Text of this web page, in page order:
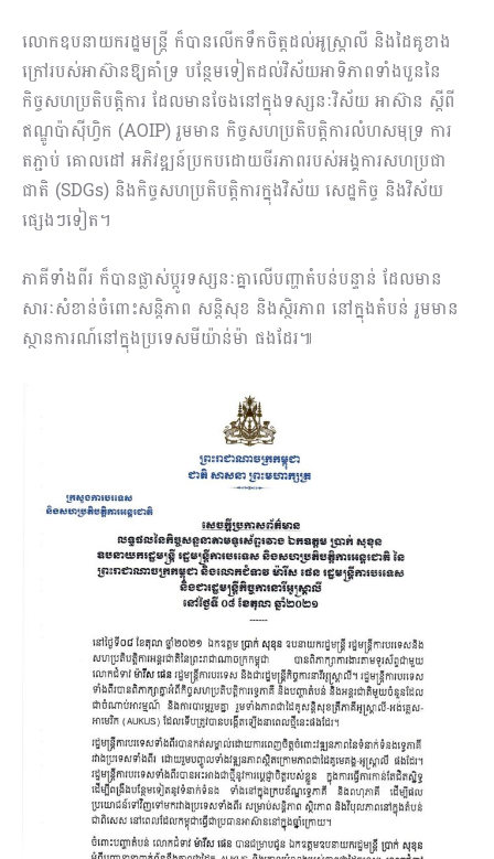
លោកឧបនាយករដ្ឋមន្រ្តី ក៏បានលើកទឹកចិត្តដល់អូស្រ្តាលី និងដៃគូខាង
ក្រៅរបស់អាស៊ានឱ្យគាំទ្រ បន្ថែមទៀតដល់វិស័យអាទិភាពទាំងបួននៃ
កិច្ចសហប្រតិបត្តិការ ដែលមានចែងនៅក្នុងទស្សនៈវិស័យ អាស៊ាន ស្តីពី
ឥណ្ឌូប៉ាស៊ីហ្វិក (AOIP) រួមមាន កិច្ចសហប្រតិបត្តិការលំហសមុទ្រ ការ
តភ្ជាប់ គោលដៅ អភិវឌ្ឍន៍ប្រកបដោយចីរភាពរបស់អង្គការសហប្រជា
ជាតិ (SDGs) និងកិច្ចសហប្រតិបត្តិការក្នុងវិស័យ សេដ្ឋកិច្ច និងវិស័យ
ផ្សេងៗទៀត។
ភាគីទាំងពីរ ក៏បានផ្លាស់ប្តូរទស្សនៈគ្នាលើបញ្ហាតំបន់បន្ទាន់ ដែលមាន
សារៈសំខាន់ចំពោះសន្តិភាព សន្តិសុខ និងស្ថិរភាព នៅក្នុងតំបន់ រួមមាន
ស្ថានការណ៍នៅក្នុងប្រទេសមីយ៉ាន់ម៉ា ផងដែរ៕